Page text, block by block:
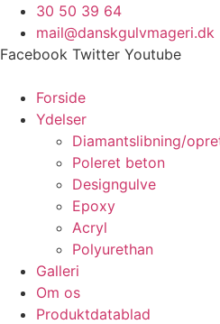
Videre
indhold
30 50 39 64
mail@danskgulvmageri.dk
Facebook Twitter Youtube
Forside
Ydelser
Diamantslibning/
Poleret beton
Designgulve
Epoxy
Acryl
Polyurethan
Galleri
Om os
Produktdatablad